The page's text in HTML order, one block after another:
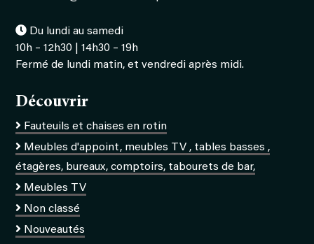
Du lundi au samedi
10h – 12h30 | 14h30 – 19h
Fermé de lundi matin, et vendredi après midi.
Découvrir
Fauteuils et chaises en rotin
Meubles d'appoint, meubles TV , tables basses ,
étagères, bureaux, comptoirs, tabourets de bar,
Meubles TV
Non classé
Nouveautés